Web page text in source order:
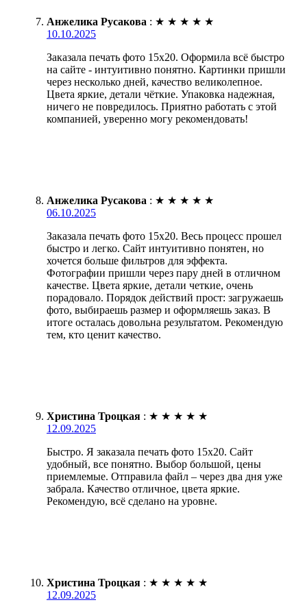
Анжелика Русакова : ★ ★ ★ ★ ★
10.10.2025
Заказала печать фото 15х20. Оформила всё быстро
на сайте - интуитивно понятно. Картинки пришли
через несколько дней, качество великолепное.
Цвета яркие, детали чёткие. Упаковка надежная,
ничего не повредилось. Приятно работать с этой
компанией, уверенно могу рекомендовать!
Анжелика Русакова : ★ ★ ★ ★ ★
06.10.2025
Заказала печать фото 15х20. Весь процесс прошел
быстро и легко. Сайт интуитивно понятен, но
хочется больше фильтров для эффекта.
Фотографии пришли через пару дней в отличном
качестве. Цвета яркие, детали четкие, очень
порадовало. Порядок действий прост: загружаешь
фото, выбираешь размер и оформляешь заказ. В
итоге осталась довольна результатом. Рекомендую
тем, кто ценит качество.
Христина Троцкая : ★ ★ ★ ★ ★
12.09.2025
Быстро. Я заказала печать фото 15х20. Сайт
удобный, все понятно. Выбор большой, цены
приемлемые. Отправила файл – через два дня уже
забрала. Качество отличное, цвета яркие.
Рекомендую, всё сделано на уровне.
Христина Троцкая : ★ ★ ★ ★ ★
12.09.2025